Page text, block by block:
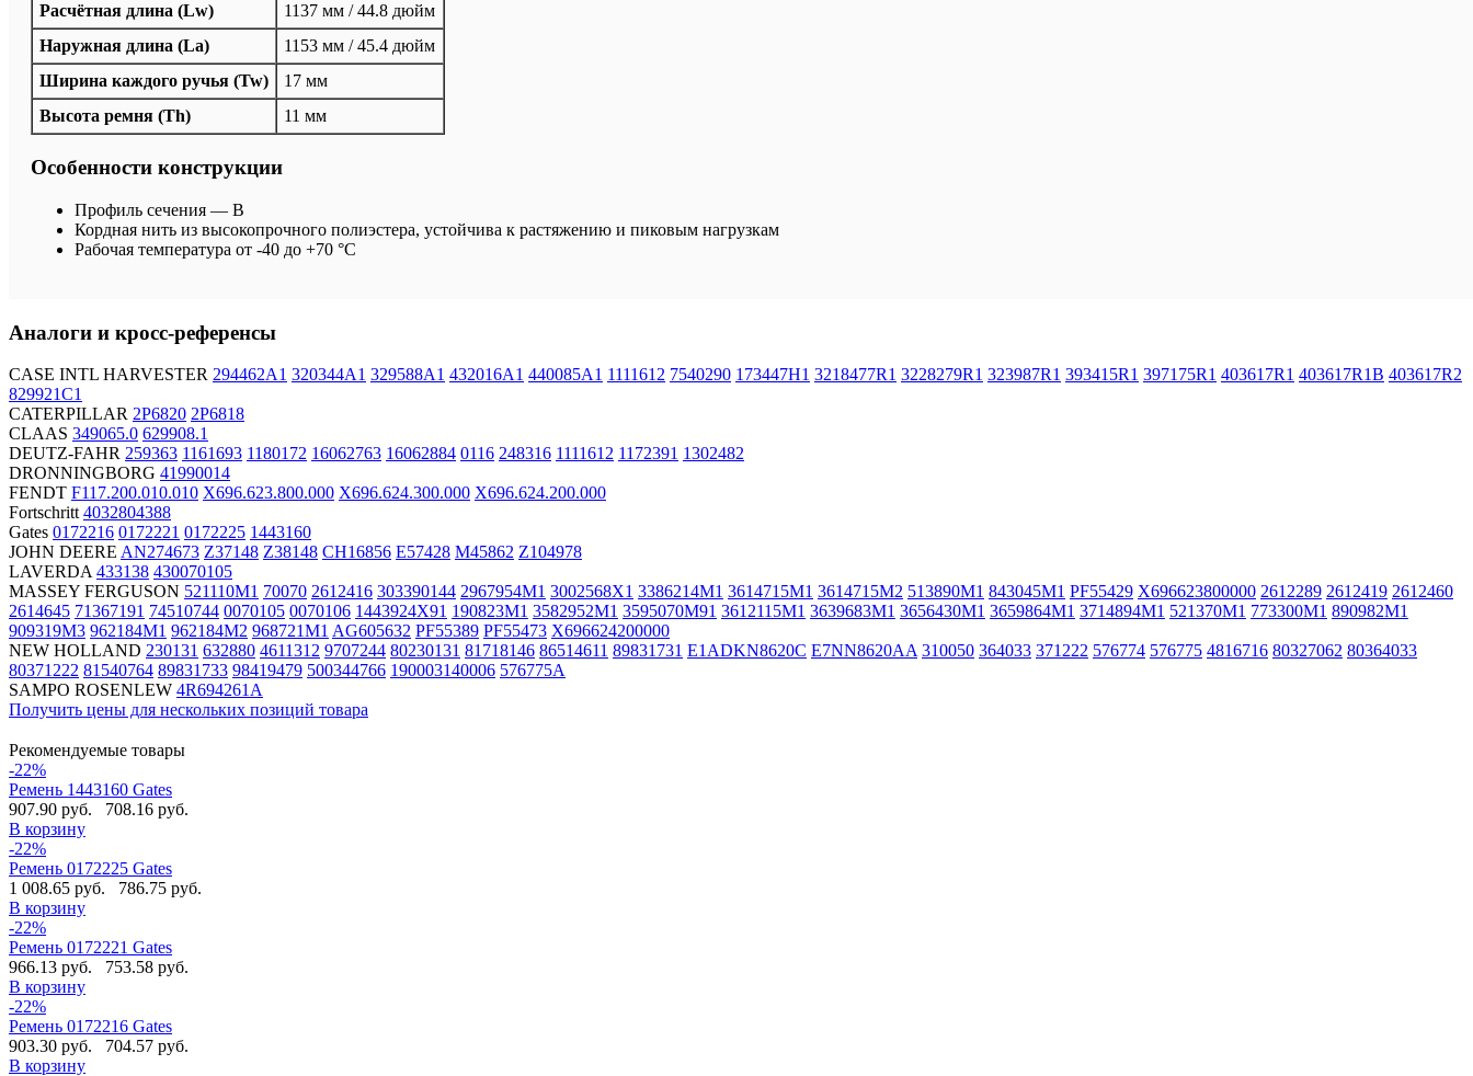
Расчётная длина (Lw)
1137 мм / 44.8 дюйм
Наружная длина (La)
1153 мм / 45.4 дюйм
Ширина каждого ручья (Tw)
17 мм
Высота ремня (Th)
11 мм
Особенности конструкции
Профиль сечения — B
Кордная нить из высокопрочного полиэстера, устойчива к растяжению и пиковым нагрузкам
Рабочая температура от -40 до +70 °C
Аналоги и кросс-референсы
CASE INTL HARVESTER 294462A1 320344A1 329588A1 432016A1 440085A1 1111612 7540290 173447H1 3218477R1 3228279R1 323987R1 393415R1 397175R1 403617R1 403617R1B 403617R2
829921C1
CATERPILLAR 2P6820 2P6818
CLAAS 349065.0 629908.1
DEUTZ-FAHR 259363 1161693 1180172 16062763 16062884 0116 248316 1111612 1172391 1302482
DRONNINGBORG 41990014
FENDT F117.200.010.010 X696.623.800.000 X696.624.300.000 X696.624.200.000
Fortschritt 4032804388
Gates 0172216 0172221 0172225 1443160
JOHN DEERE AN274673 Z37148 Z38148 CH16856 E57428 M45862 Z104978
LAVERDA 433138 430070105
MASSEY FERGUSON 521110M1 70070 2612416 303390144 2967954M1 3002568X1 3386214M1 3614715M1 3614715M2 513890M1 843045M1 PF55429 X696623800000 2612289 2612419 2612460
2614645 71367191 74510744 0070105 0070106 1443924X91 190823M1 3582952M1 3595070M91 3612115M1 3639683M1 3656430M1 3659864M1 3714894M1 521370M1 773300M1 890982M1
909319M3 962184M1 962184M2 968721M1 AG605632 PF55389 PF55473 X696624200000
NEW HOLLAND 230131 632880 4611312 9707244 80230131 81718146 86514611 89831731 E1ADKN8620C E7NN8620AA 310050 364033 371222 576774 576775 4816716 80327062 80364033
80371222 81540764 89831733 98419479 500344766 190003140006 576775A
SAMPO ROSENLEW 4R694261A
Получить цены для нескольких позиций товара
Рекомендуемые товары
-22%
Ремень 1443160 Gates
907.90 руб.
708.16 руб.
В корзину
-22%
Ремень 0172225 Gates
1 008.65 руб.
786.75 руб.
В корзину
-22%
Ремень 0172221 Gates
966.13 руб.
753.58 руб.
В корзину
-22%
Ремень 0172216 Gates
903.30 руб.
704.57 руб.
В корзину